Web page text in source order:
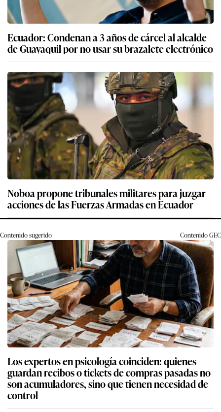
Ecuador: Condenan a 3 años de cárcel al alcalde
de Guayaquil por no usar su brazalete electrónico
Noboa propone tribunales militares para juzgar
acciones de las Fuerzas Armadas en Ecuador
Contenido sugerido ContenidoGEC
Los expertos en psicología coinciden: quienes
guardan recibos o tickets de compras pasadas no
son acumuladores, sino que tienen necesidad de
control